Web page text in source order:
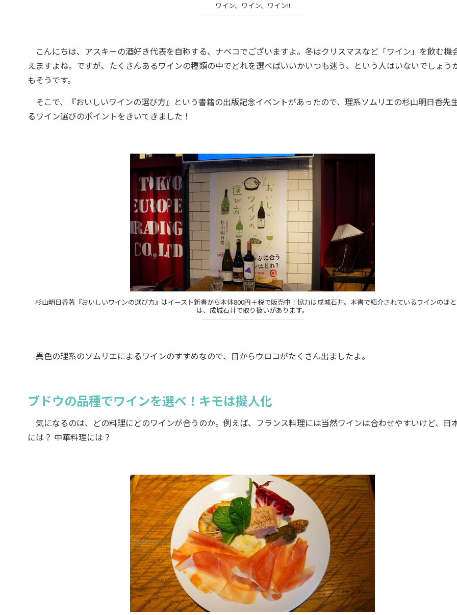
ワイン、ワイン、ワイン!!
こんにちは、アスキーの酒好き代表を自称する、ナベコでございますよ。冬はクリスマスなど「ワイン」を飲む機
えますよね。ですが、たくさんあるワインの種類の中でどれを選べばいいかいつも迷う、という人はいないでしょう
もそうです。
そこで、『おいしいワインの選び方』という書籍の出版記念イベントがあったので、理系ソムリエの杉山明日香先
るワイン選びのポイントをきいてきました！
杉山明日香著『おいしいワインの選び方』はイースト新書から本体800円＋税で販売中！協力は成城石井。本書で紹介されているワインのほ
は、成城石井で取り扱いがあります。
異色の理系のソムリエによるワインのすすめなので、目からウロコがたくさん出ましたよ。
ブドウの品種でワインを選べ！キモは擬人化
気になるのは、どの料理にどのワインが合うのか。例えば、フランス料理には当然ワインは合わせやすいけど、日
には？ 中華料理には？